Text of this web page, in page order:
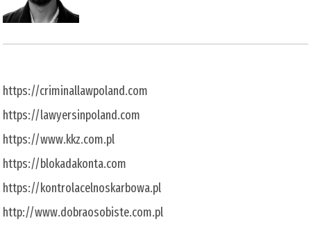
https://criminallawpoland.com
https://lawyersinpoland.com
https://www.kkz.com.pl
https://blokadakonta.com
https://kontrolacelnoskarbowa.pl
http://www.dobraosobiste.com.pl